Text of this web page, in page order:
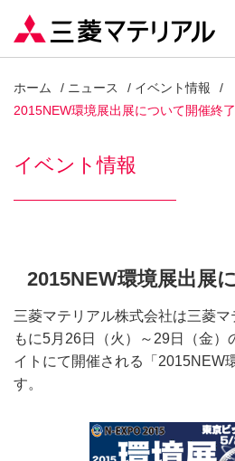
ホーム ニュース
イベント情報
2015NEW環境展出展について開催終了
イベント情報
2015NEW環境展出展
三菱マテリアル株式会社は三菱
もに5月26日（火）～29日（金）
イトにて開催される「2015NEW
す。